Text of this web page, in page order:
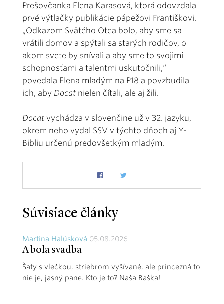
Prešovčanka Elena Karasová, ktorá odovzdala
prvé výtlačky publikácie pápežovi Františkovi.
„Odkazom Svätého Otca bolo, aby sme sa
vrátili domov a spýtali sa starých rodičov, o
akom svete by snívali a aby sme to svojimi
schopnosťami a talentmi uskutočnili,“
povedala Elena mladým na P18 a povzbudila
ich, aby Docat nielen čítali, ale aj žili.
Docat vychádza v slovenčine už v 32. jazyku,
okrem neho vydal SSV v týchto dňoch aj Y-
Bibliu určenú predovšetkým mladým.
Súvisiace články
Martina Halúsková 05.08.2026
A bola svadba
Šaty s vlečkou, striebrom vyšívané, ale princezná to
nie je, jasný pane. Kto je to? Naša Baška!